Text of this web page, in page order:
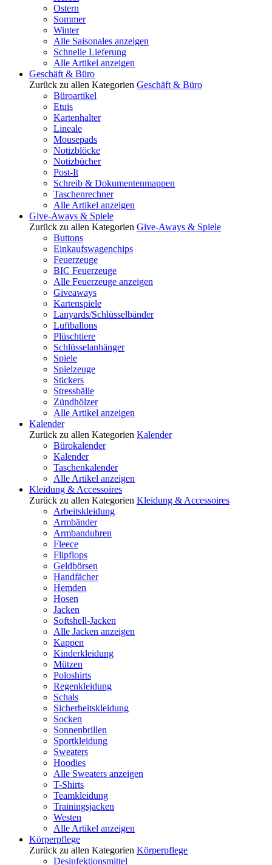
Ostern
Sommer
Winter
Alle Saisonales anzeigen
Schnelle Lieferung
Alle Artikel anzeigen
Geschäft & Büro
Zurück zu allen Kategorien Geschäft & Büro
Büroartikel
Etuis
Kartenhalter
Lineale
Mousepads
Notizblöcke
Notizbücher
Post-It
Schreib & Dokumentenmappen
Taschenrechner
Alle Artikel anzeigen
Give-Aways & Spiele
Zurück zu allen Kategorien Give-Aways & Spiele
Buttons
Einkaufswagenchips
Feuerzeuge
BIC Feuerzeuge
Alle Feuerzeuge anzeigen
Giveaways
Kartenspiele
Lanyards/Schlüsselbänder
Luftballons
Plüschtiere
Schlüsselanhänger
Spiele
Spielzeuge
Stickers
Stressbälle
Zündhölzer
Alle Artikel anzeigen
Kalender
Zurück zu allen Kategorien Kalender
Bürokalender
Kalender
Taschenkalender
Alle Artikel anzeigen
Kleidung & Accessoires
Zurück zu allen Kategorien Kleidung & Accessoires
Arbeitskleidung
Armbänder
Armbanduhren
Fleece
Flipflops
Geldbörsen
Handfächer
Hemden
Hosen
Jacken
Softshell-Jacken
Alle Jacken anzeigen
Kappen
Kinderkleidung
Mützen
Poloshirts
Regenkleidung
Schals
Sicherheitskleidung
Socken
Sonnenbrillen
Sportkleidung
Sweaters
Hoodies
Alle Sweaters anzeigen
T-Shirts
Teamkleidung
Trainingsjacken
Westen
Alle Artikel anzeigen
Körperpflege
Zurück zu allen Kategorien Körperpflege
Desinfektionsmittel